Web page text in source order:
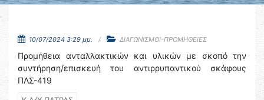
10/07/2024 3:29 μμ. ΔΙΑΓΩΝΙΣΜΟΙ-ΠΡΟΜΗΘΕΙΕΣ
Προμήθεια ανταλλακτικών και υλικών με σκοπό την
συντήρηση/επισκευή του αντιρρυπαντικού σκάφους
ΠΛΣ-419